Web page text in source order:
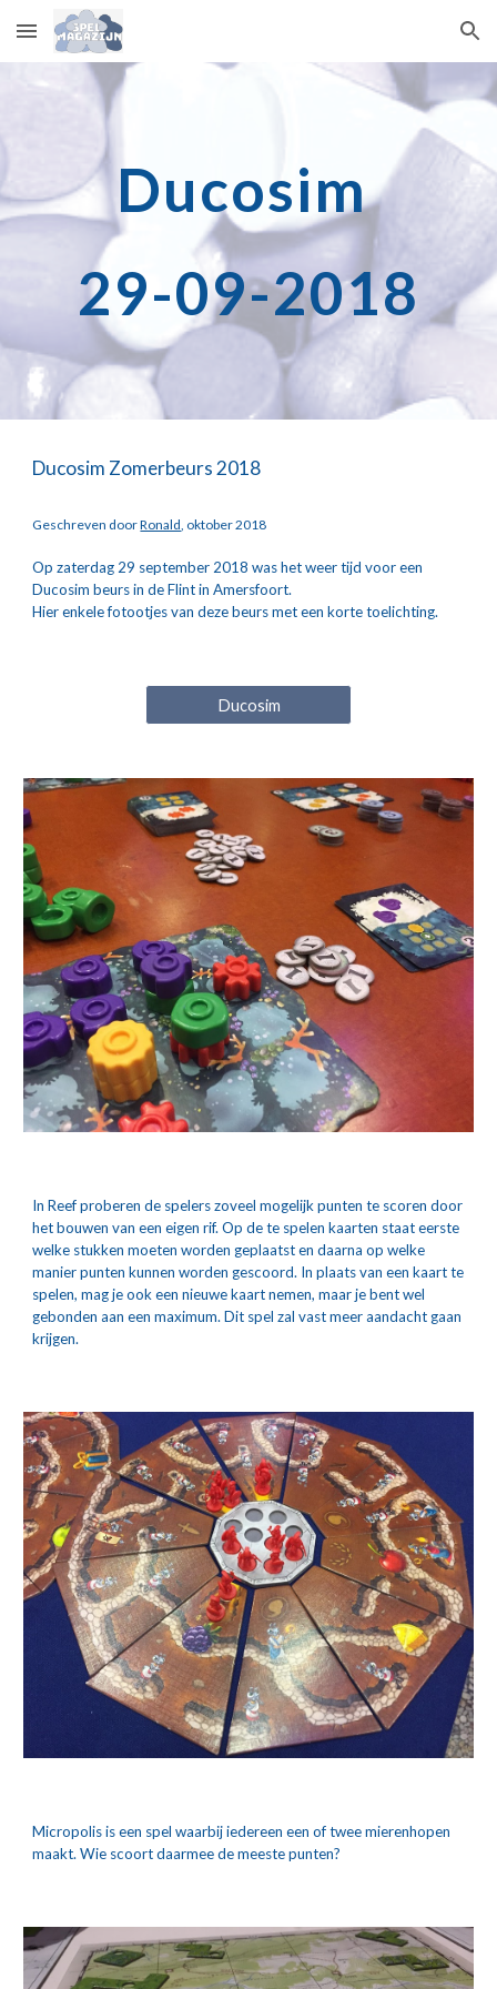
Skip to main content Skip to navigation
Ducosim
29-09-2018
Ducosim Zomerbeurs 2018
Geschreven door Ronald, oktober 2018
Op zaterdag 29 september 2018 was het weer tijd voor een
Ducosim beurs in de Flint in Amersfoort.
Hier enkele fotootjes van deze beurs met een korte toelichting.
Ducosim
In Reef proberen de spelers zoveel mogelijk punten te scoren door
het bouwen van een eigen rif. Op de te spelen kaarten staat eerste
welke stukken moeten worden geplaatst en daarna op welke
manier punten kunnen worden gescoord. In plaats van een kaart te
spelen, mag je ook een nieuwe kaart nemen, maar je bent wel
gebonden aan een maximum. Dit spel zal vast meer aandacht gaan
krijgen.
Micropolis is een spel waarbij iedereen een of twee mierenhopen
maakt. Wie scoort daarmee de meeste punten?